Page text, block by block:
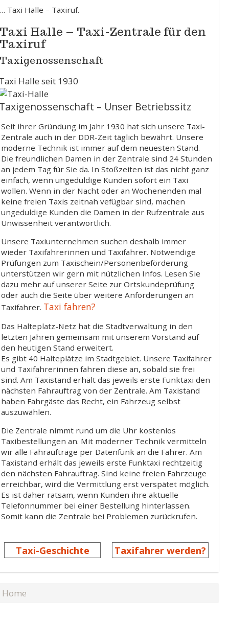
… Taxi Halle – Taxiruf.
Taxi Halle – Taxi-Zentrale für den
Taxiruf
Taxigenossenschaft
Halle seit 1930
– Unser Betriebssitz
Seit ihrer Gründung im Jahr 1930 hat sich unsere Taxi-
Zentrale auch in der DDR-Zeit täglich bewährt. Unsere
moderne Technik ist immer auf dem neuesten Stand.
Die freundlichen Damen in der Zentrale sind 24 Stunden
an jedem Tag für Sie da. In Stoßzeiten ist das nicht ganz
einfach, wenn ungeduldige Kunden sofort ein Taxi
wollen. Wenn in der Nacht oder an Wochenenden mal
keine freien Taxis zeitnah vefügbar sind, machen
ungeduldige Kunden die Damen in der Rufzentrale aus
Unwissenheit verantwortlich.
Unsere Taxiunternehmen suchen deshalb immer
wieder Taxifahrerinnen und Taxifahrer. Notwendige
Prüfungen zum Taxischein/Personenbeförderung
unterstützen wir gern mit nützlichen Infos. Lesen Sie
dazu mehr auf unserer Seite zur Ortskundeprüfung
oder auch die Seite über weitere Anforderungen an
Taxifahrer. Taxi fahren?
Das Halteplatz-Netz hat die Stadtverwaltung in den
letzten Jahren gemeinsam mit unserem Vorstand auf
den heutigen Stand erweitert.
Es gibt 40 Halteplätze im Stadtgebiet. Unsere Taxifahrer
und Taxifahrerinnen fahren diese an, sobald sie frei
sind. Am Taxistand erhält das jeweils erste Funktaxi den
nächsten Fahrauftrag von der Zentrale. Am Taxistand
haben Fahrgäste das Recht, ein Fahrzeug selbst
auszuwählen.
Die Zentrale nimmt rund um die Uhr kostenlos
Taxibestellungen an. Mit moderner Technik vermitteln
wir alle Fahraufträge per Datenfunk an die Fahrer. Am
Taxistand erhält das jeweils erste Funktaxi rechtzeitig
den nächsten Fahrauftrag. Sind keine freien Fahrzeuge
erreichbar, wird die Vermittlung erst verspätet möglich.
Es ist daher ratsam, wenn Kunden ihre aktuelle
Telefonnummer bei einer Bestellung hinterlassen.
Somit kann die Zentrale bei Problemen zurückrufen.
Taxi-Geschichte Taxifahrer werden?
Home